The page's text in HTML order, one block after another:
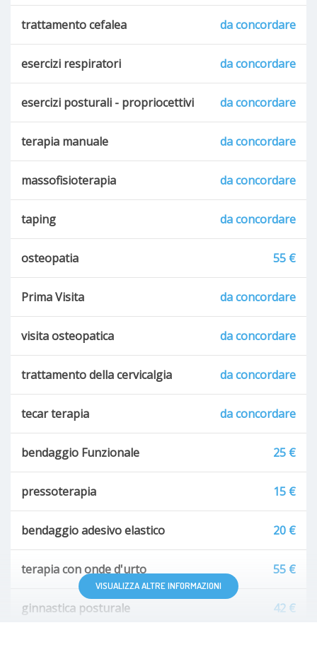
trattamento cefalea da concordare
esercizi respiratori da concordare
esercizi posturali - propriocettivi da concordare
terapia manuale da concordare
massofisioterapia da concordare
taping da concordare
osteopatia 55 €
Prima Visita da concordare
visita osteopatica da concordare
trattamento della cervicalgia da concordare
tecar terapia da concordare
bendaggio Funzionale 25 €
pressoterapia 15 €
bendaggio adesivo elastico 20 €
terapia con onde d'urto 55 €
ginnastica posturale 42 €
VISUALIZZA ALTRE INFORMAZIONI